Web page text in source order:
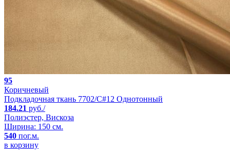
95
Коричневый
Подкладочная ткань 7702/C#12 Однотонный
184.21 руб./
Полиэстер, Вискоза
Ширина: 150 см.
540 пог.м.
в корзину